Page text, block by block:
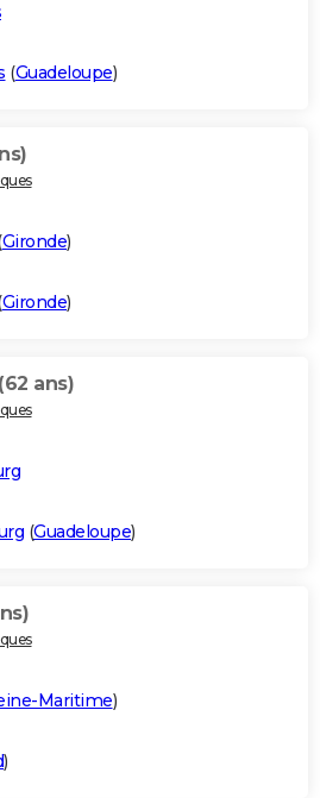
(Guadeloupe)
Gironde)
Gironde)
(62 ans)
(Guadeloupe)
Maritime)
)